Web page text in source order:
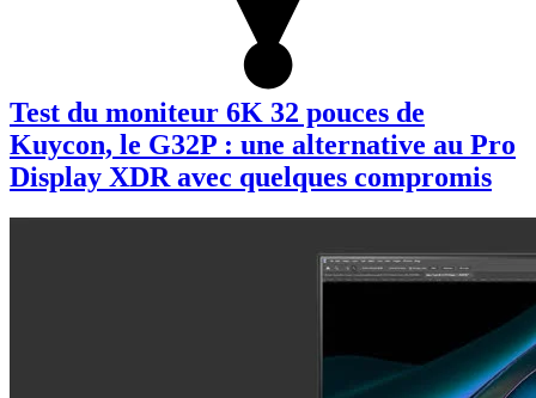
Test du moniteur 6K 32 pouces de
Kuycon, le G32P : une alternative au Pro
Display XDR avec quelques compromis